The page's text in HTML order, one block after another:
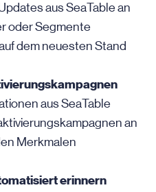
aus SeaTable an
oder Segmente
dem neuesten Stand
aus SeaTable
an
Merkmalen
erinnern